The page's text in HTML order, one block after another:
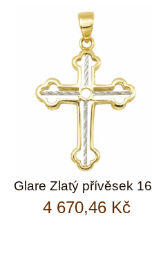
Glare Zlatý přívěsek
4 670,46 Kč